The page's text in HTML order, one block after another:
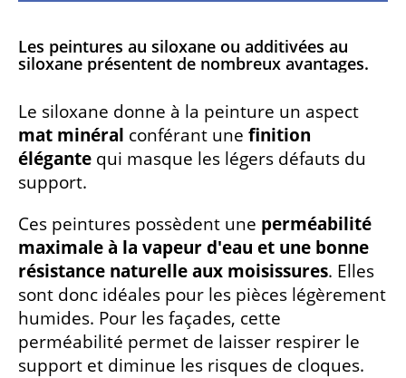
Les peintures au siloxane ou additivées au
siloxane présentent de nombreux avantages.
Le siloxane donne à la peinture un aspect
mat minéral conférant une finition
élégante qui masque les légers défauts du
support.
Ces peintures possèdent une perméabilité
maximale à la vapeur d'eau et une bonne
résistance naturelle aux moisissures. Elles
sont donc idéales pour les pièces légèrement
humides. Pour les façades, cette
perméabilité permet de laisser respirer le
support et diminue les risques de cloques.